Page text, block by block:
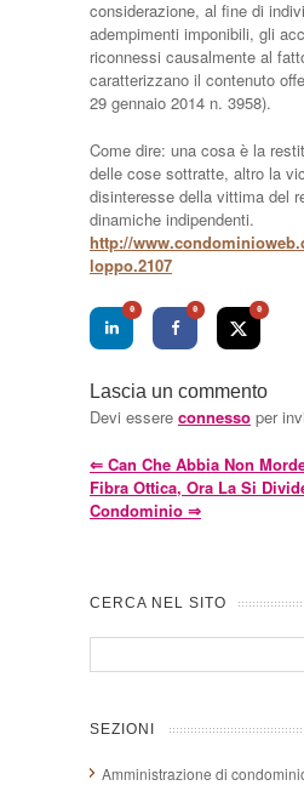
considerazione, al fine di
adempimenti imponibili, gli
riconnessi causalmente al
caratterizzano il contenuto
29 gennaio 2014 n. 3958).
Come dire: una cosa è la
delle cose sottratte, altro la
disinteresse della vittima del
dinamiche indipendenti.
http://
loppo.2107
0 0 0
Lascia un commento
Devi essere connesso per
⇐ Can Che Abbia Non
Fibra Ottica, Ora La Si
Condominio ⇒
CERCA NEL SITO
SEZIONI
Amministrazione di